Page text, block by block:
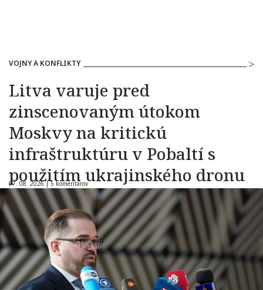
VOJNY A KONFLIKTY
Litva varuje pred
zinscenovaným útokom
Moskvy na kritickú
infraštruktúru v Pobaltí s
použitím ukrajinského dronu
07. 08. 2026 |5 komentárov